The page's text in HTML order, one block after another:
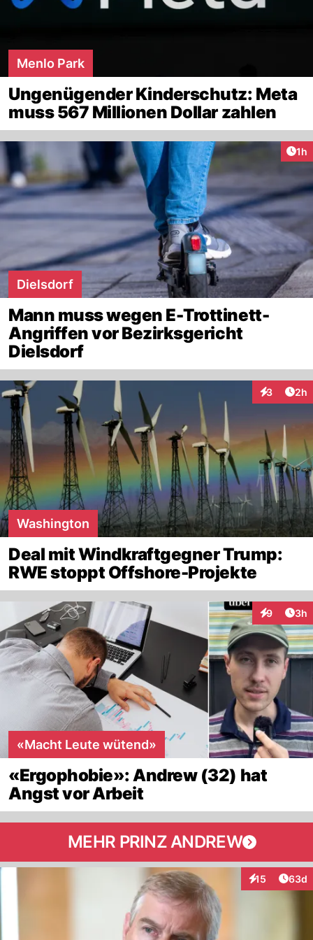
Menlo Park
Ungenügender Kinderschutz: Meta
muss 567 Millionen Dollar zahlen
1h
Dielsdorf
Mann muss wegen E-Trottinett-
Angriffen vor Bezirksgericht
Dielsdorf
3 2h
Washington
Deal mit Windkraftgegner Trump:
RWE stoppt Offshore-Projekte
9 3h
«Macht Leute wütend»
«Ergophobie»: Andrew (32) hat
Angst vor Arbeit
MEHR PRINZ ANDREW
15
Interaktionen
63d